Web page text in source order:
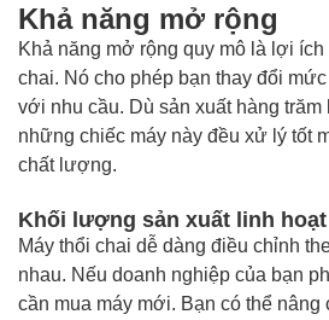
Khả năng mở rộng
Khả năng mở rộng quy mô là lợi
chai. Nó cho phép bạn thay đổi
với nhu cầu. Dù sản xuất hàng trăm
những chiếc máy này đều xử lý tốt
chất lượng.
Khối lượng sản xuất linh hoạt
Máy thổi chai dễ dàng điều chỉnh
nhau. Nếu doanh nghiệp của bạn
cần mua máy mới. Bạn có thể nâng